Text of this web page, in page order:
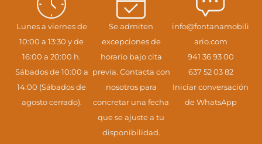
Lunes a viernes de
10:00 a 13:30 y de
16:00 a 20:00 h.
Sábados de 10:00 a
14:00 (Sábados de
agosto cerrado).
Se admiten
excepciones de
horario bajo cita
previa. Contacta con
nosotros para
concretar una fecha
que se ajuste a tu
disponibilidad.
info@fontanamobili
ario.com
941 36 93 00
637 52 03 82
Iniciar conversación
de WhatsApp